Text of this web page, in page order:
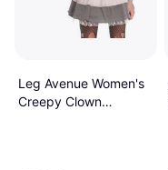
Leg Avenue Women's
Creepy Clown